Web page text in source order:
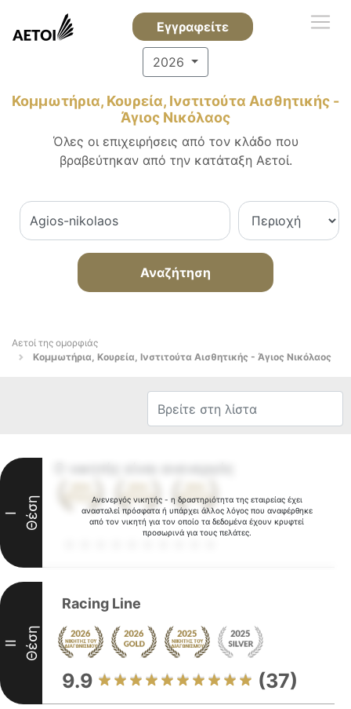
Εγγραφείτε
2026
Κομμωτήρια, Κουρεία, Ινστιτούτα Αισθητικής -
Άγιος Νικόλαος
Όλες οι επιχειρήσεις από τον κλάδο που
βραβεύτηκαν από την κατάταξη Αετοί.
Αναζήτηση
Αετοί της ομορφιάς
Κομμωτήρια, Κουρεία, Ινστιτούτα Αισθητικής - Άγιος Νικόλαος
Ανενεργός νικητής - η δραστηριότητα της εταιρείας έχει
ανασταλεί πρόσφατα ή υπάρχει άλλος λόγος που αναφέρθηκε
από τον νικητή για τον οποίο τα δεδομένα έχουν κρυφτεί
προσωρινά για τους πελάτες.
I Θέση
II Θέση
Racing Line
9.9 (37)